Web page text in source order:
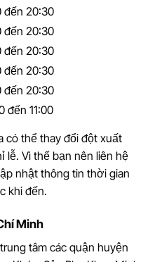
đến 20:30
đến 20:30
đến 20:30
đến 20:30
đến 20:30
đến 11:00
có thể thay đổi đột xuất
lễ. Vì thế bạn nên liên hệ
nhật thông tin thời gian
khi đến.
Minh
tâm các quận huyện